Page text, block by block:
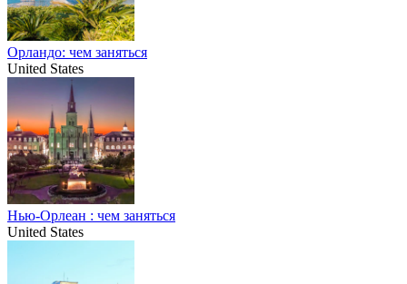
Орландо: чем заняться
United States
Нью-Орлеан : чем заняться
United States